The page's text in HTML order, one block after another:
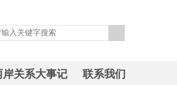
岸关系大事记 联系我们